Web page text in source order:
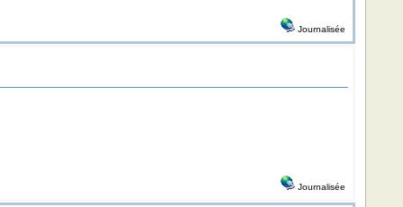
Journalisée
Journalisée